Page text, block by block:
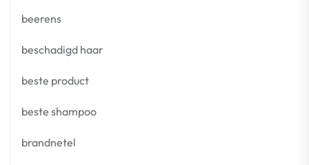
beerens
beschadigd haar
beste product
beste shampoo
brandnetel